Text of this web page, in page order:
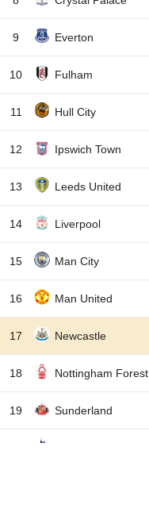
9 Everton
10 Fulham
11 Hull City
12 Ipswich Town
13 Leeds United
14 Liverpool
15 Man City
16 Man United
17 Newcastle
18 Nottingham Forest
19 Sunderland